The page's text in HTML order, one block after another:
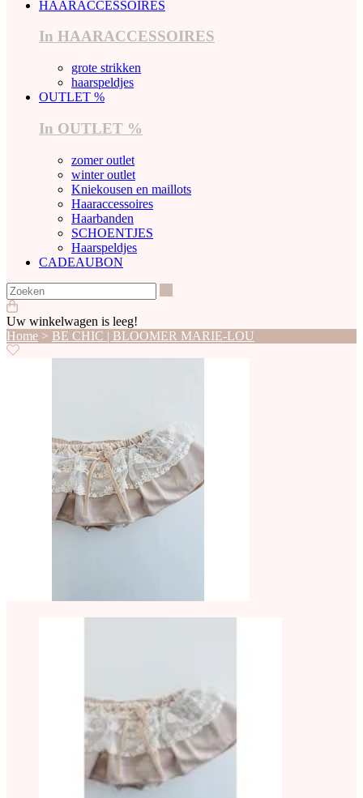
HAARACCESSOIRES
In HAARACCESSOIRES
grote strikken
haarspeldjes
OUTLET %
In OUTLET %
zomer outlet
winter outlet
Kniekousen en maillots
Haaraccessoires
Haarbanden
SCHOENTJES
Haarspeldjes
CADEAUBON
Uw winkelwagen is leeg!
Home > BE CHIC | BLOOMER MARIE-LOU